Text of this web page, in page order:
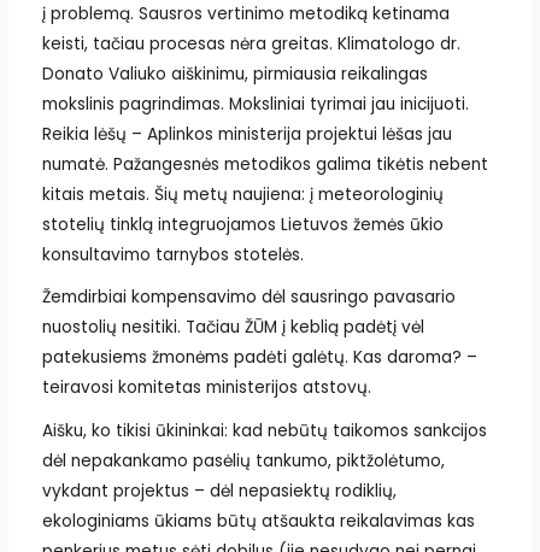
į problemą. Sausros vertinimo metodiką ketinama
keisti, tačiau procesas nėra greitas. Klimatologo dr.
Donato Valiuko aiškinimu, pirmiausia reikalingas
mokslinis pagrindimas. Moksliniai tyrimai jau inicijuoti.
Reikia lėšų – Aplinkos ministerija projektui lėšas jau
numatė. Pažangesnės metodikos galima tikėtis nebent
kitais metais. Šių metų naujiena: į meteorologinių
stotelių tinklą integruojamos Lietuvos žemės ūkio
konsultavimo tarnybos stotelės.
Žemdirbiai kompensavimo dėl sausringo pavasario
nuostolių nesitiki. Tačiau ŽŪM į keblią padėtį vėl
patekusiems žmonėms padėti galėtų. Kas daroma? –
teiravosi komitetas ministerijos atstovų.
Aišku, ko tikisi ūkininkai: kad nebūtų taikomos sankcijos
dėl nepakankamo pasėlių tankumo, piktžolėtumo,
vykdant projektus – dėl nepasiektų rodiklių,
ekologiniams ūkiams būtų atšaukta reikalavimas kas